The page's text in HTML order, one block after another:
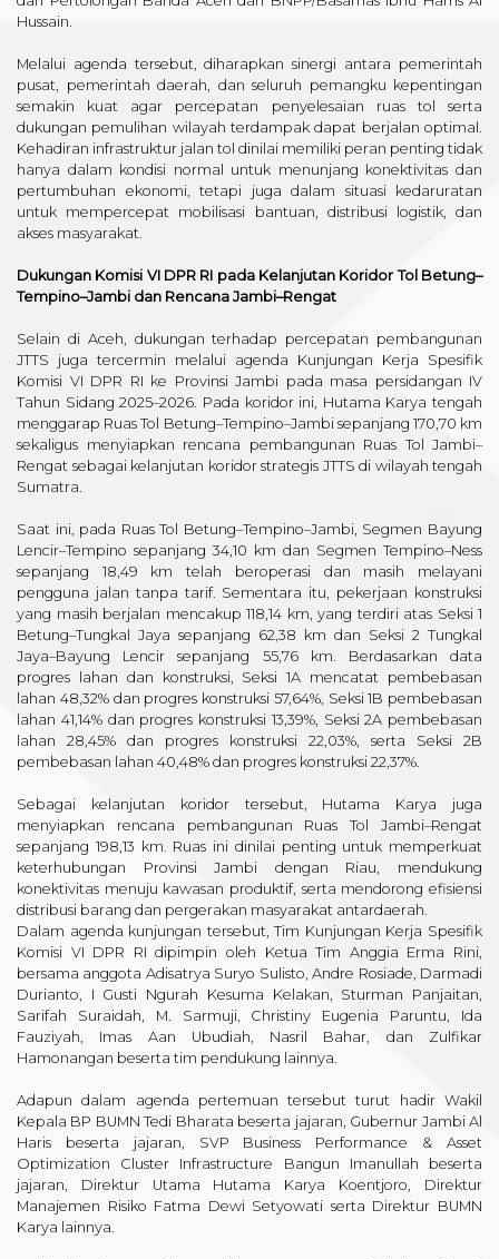
Hussain.
Melalui agenda tersebut, diharapkan sinergi antara pemerintah
pusat, pemerintah daerah, dan seluruh pemangku kepentingan
semakin kuat agar percepatan penyelesaian ruas tol serta
dukungan pemulihan wilayah terdampak dapat berjalan optimal.
Kehadiran infrastruktur jalan tol dinilai memiliki peran penting tidak
hanya dalam kondisi normal untuk menunjang konektivitas dan
pertumbuhan ekonomi, tetapi juga dalam situasi kedaruratan
untuk mempercepat mobilisasi bantuan, distribusi logistik, dan
akses masyarakat.
Dukungan Komisi VI DPR RI pada Kelanjutan Koridor Tol Betung–
Tempino–Jambi dan Rencana Jambi–Rengat
Selain di Aceh, dukungan terhadap percepatan pembangunan
JTTS juga tercermin melalui agenda Kunjungan Kerja Spesifik
Komisi VI DPR RI ke Provinsi Jambi pada masa persidangan IV
Tahun Sidang 2025–2026. Pada koridor ini, Hutama Karya tengah
menggarap Ruas Tol Betung–Tempino–Jambi sepanjang 170,70 km
sekaligus menyiapkan rencana pembangunan Ruas Tol Jambi–
Rengat sebagai kelanjutan koridor strategis JTTS di wilayah tengah
Sumatra.
Saat ini, pada Ruas Tol Betung–Tempino–Jambi, Segmen Bayung
Lencir–Tempino sepanjang 34,10 km dan Segmen Tempino–Ness
sepanjang 18,49 km telah beroperasi dan masih melayani
pengguna jalan tanpa tarif. Sementara itu, pekerjaan konstruksi
yang masih berjalan mencakup 118,14 km, yang terdiri atas Seksi 1
Betung–Tungkal Jaya sepanjang 62,38 km dan Seksi 2 Tungkal
Jaya–Bayung Lencir sepanjang 55,76 km. Berdasarkan data
progres lahan dan konstruksi, Seksi 1A mencatat pembebasan
lahan 48,32% dan progres konstruksi 57,64%, Seksi 1B pembebasan
lahan 41,14% dan progres konstruksi 13,39%, Seksi 2A pembebasan
lahan 28,45% dan progres konstruksi 22,03%, serta Seksi 2B
pembebasan lahan 40,48% dan progres konstruksi 22,37%.
Sebagai kelanjutan koridor tersebut, Hutama Karya juga
menyiapkan rencana pembangunan Ruas Tol Jambi–Rengat
sepanjang 198,13 km. Ruas ini dinilai penting untuk memperkuat
keterhubungan Provinsi Jambi dengan Riau, mendukung
konektivitas menuju kawasan produktif, serta mendorong efisiensi
distribusi barang dan pergerakan masyarakat antardaerah.
Dalam agenda kunjungan tersebut, Tim Kunjungan Kerja Spesifik
Komisi VI DPR RI dipimpin oleh Ketua Tim Anggia Erma Rini,
bersama anggota Adisatrya Suryo Sulisto, Andre Rosiade, Darmadi
Durianto, I Gusti Ngurah Kesuma Kelakan, Sturman Panjaitan,
Sarifah Suraidah, M. Sarmuji, Christiny Eugenia Paruntu, Ida
Fauziyah, Imas Aan Ubudiah, Nasril Bahar, dan Zulfikar
Hamonangan beserta tim pendukung lainnya.
Adapun dalam agenda pertemuan tersebut turut hadir Wakil
Kepala BP BUMN Tedi Bharata beserta jajaran, Gubernur Jambi Al
Haris beserta jajaran, SVP Business Performance & Asset
Optimization Cluster Infrastructure Bangun Imanullah beserta
jajaran, Direktur Utama Hutama Karya Koentjoro, Direktur
Manajemen Risiko Fatma Dewi Setyowati serta Direktur BUMN
Karya lainnya.